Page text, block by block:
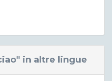
in altre lingue